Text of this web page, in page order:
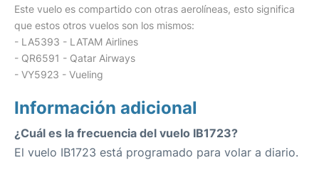
Este vuelo es compartido con otras aerolíneas, esto significa
que estos otros vuelos son los mismos:
- LA5393 - LATAM Airlines
- QR6591 - Qatar Airways
- VY5923 - Vueling
Información adicional
¿Cuál es la frecuencia del vuelo IB1723?
El vuelo IB1723 está programado para volar a diario.